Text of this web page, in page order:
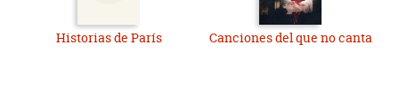
Historias de París Canciones del que no canta